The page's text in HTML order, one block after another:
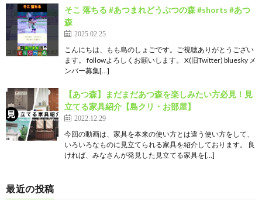
そこ 落ちる #あつまれどうぶつの森 #shorts #あつ
森
2025.02.25
こんにちは、もも島のしょごです。ご視聴ありがとうござい
ます。 followよろしくお願いします。 X(旧Twitter) bluesky メ
ンバー募集[…]
【あつ森】まだまだあつ森を楽しみたい方必見！見
立てる家具紹介【島クリ・お部屋】
2022.12.29
今回の動画は、家具を本来の使い方とは違う使い方をして、
いろいろなものに見立てられる家具を紹介しております。 良
ければ、みなさんが発見した見立てる家具を[…]
最近の投稿